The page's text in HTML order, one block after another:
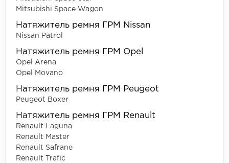
Mitsubishi Space Wagon
Натяжитель ремня ГРМ Nissan
Nissan Patrol
Натяжитель ремня ГРМ Opel
Opel Arena
Opel Movano
Натяжитель ремня ГРМ Peugeot
Peugeot Boxer
Натяжитель ремня ГРМ Renault
Renault Laguna
Renault Master
Renault Safrane
Renault Trafic